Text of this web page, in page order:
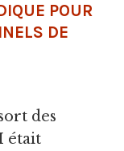
POUR
DE
des
était